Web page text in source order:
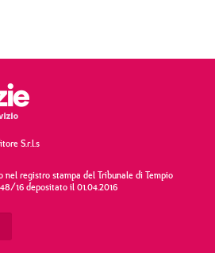
S.r.l.s
registro stampa del Tribunale di Tempio
16 depositato il 01.04.2016